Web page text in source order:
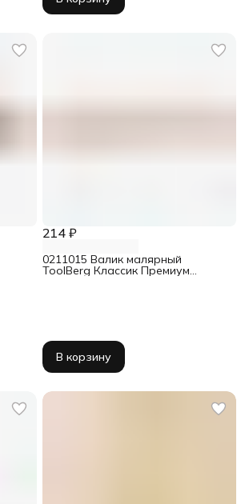
214 ₽
0211015 Валик малярный
ToolBerg Классик Премиум
В корзину